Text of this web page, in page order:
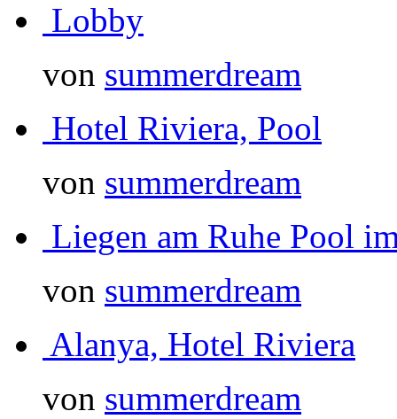
Lobby
von summerdream
Hotel Riviera, Pool
von summerdream
Liegen am Ruhe Pool
von summerdream
Alanya, Hotel Riviera
von summerdream